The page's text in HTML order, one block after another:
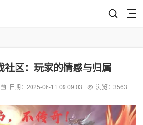
社区：玩家的情感与归属
日期： 2025-06-11 09:09:03 浏览：3563